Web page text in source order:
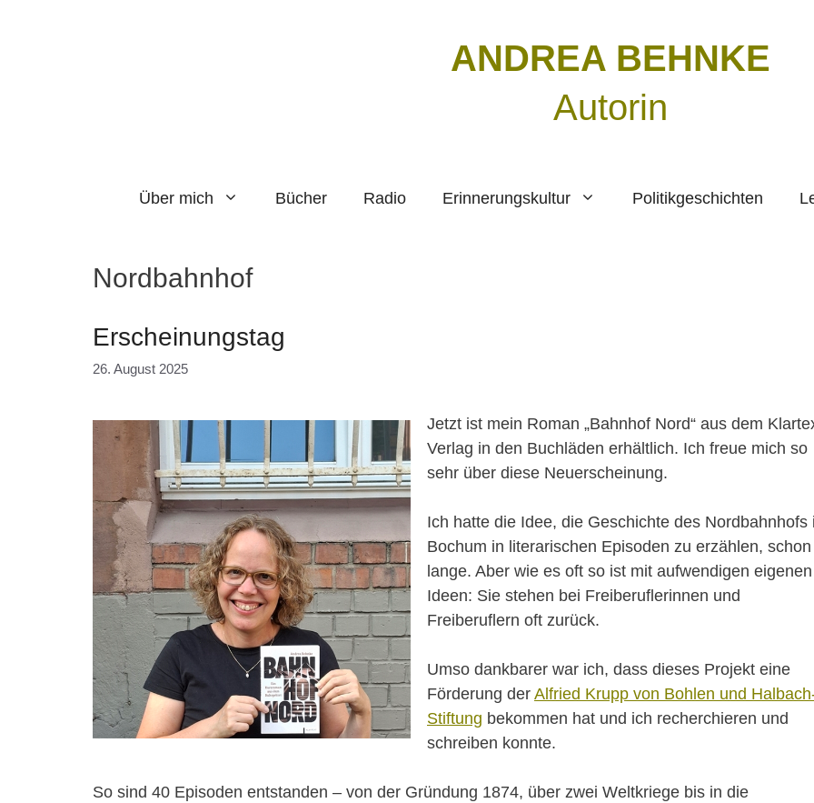
ANDREA BEHNKE
Autorin
Über mich Bücher Radio Erinnerungskultur Politikgeschichten
Nordbahnhof
Erscheinungstag
26. August 2025
Jetzt ist mein Roman „Bahnhof Nord“ aus dem
Verlag in den Buchläden erhältlich. Ich freue mich so
sehr über diese Neuerscheinung.
Ich hatte die Idee, die Geschichte des Nordbahnhofs
Bochum in literarischen Episoden zu erzählen, schon
lange. Aber wie es oft so ist mit aufwendigen eigenen
Ideen: Sie stehen bei Freiberuflerinnen und
Freiberuflern oft zurück.
Umso dankbarer war ich, dass dieses Projekt eine
Förderung der Alfried Krupp von Bohlen und
Stiftung bekommen hat und ich recherchieren und
schreiben konnte.
So sind 40 Episoden entstanden – von der Gründung 1874, über zwei Weltkriege bis in die